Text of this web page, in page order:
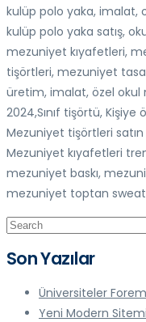
kulüp polo yaka, imalat,
kulüp polo yaka satış,
mezuniyet kıyafetleri,
tişörtleri, mezuniyet
üretim, imalat, özel
2024,Sınıf tişörtü,
Mezuniyet tişörtleri
Mezuniyet kıyafetleri
mezuniyet baskı,
mezuniyet toptan
Son Yazılar
Üniversiteler
Yeni Modern